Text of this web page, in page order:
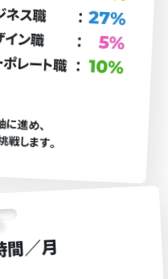
に進め､
戦します｡
間／月